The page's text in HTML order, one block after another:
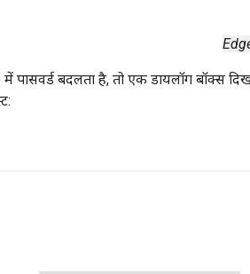
बदलता है, तो एक डायलॉग बॉक्स